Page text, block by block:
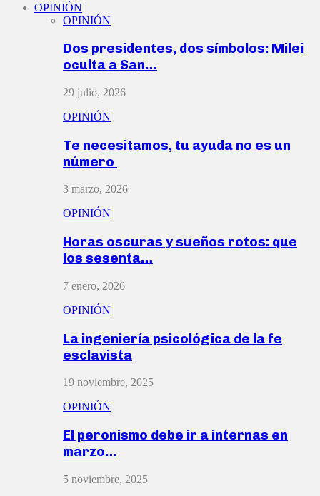
OPINIÓN
OPINIÓN
Dos presidentes, dos símbolos: Milei
oculta a San…
29 julio, 2026
OPINIÓN
Te necesitamos, tu ayuda no es un
número
3 marzo, 2026
OPINIÓN
Horas oscuras y sueños rotos: que
los sesenta…
7 enero, 2026
OPINIÓN
La ingeniería psicológica de la fe
esclavista
19 noviembre, 2025
OPINIÓN
El peronismo debe ir a internas en
marzo…
5 noviembre, 2025